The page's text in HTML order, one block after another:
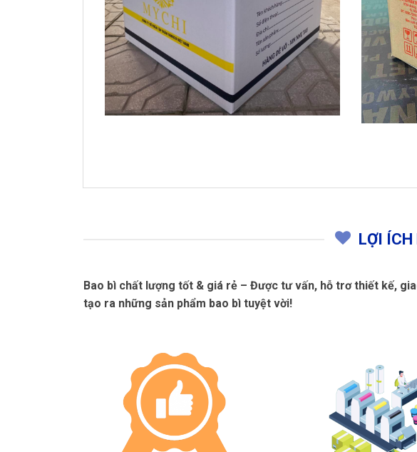
LỢI
Bao bì chất lượng tốt & giá rẻ – Được tư vấn, hỗ trơ thiết kế,
tạo ra những sản phẩm bao bì tuyệt vời!